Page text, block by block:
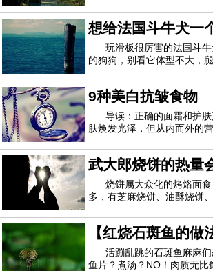
西，你也可以防止醉酒。西
还可以制造酒精...(1)西瓜：
生素、矿物质和氨基酸，能
想给法国斗牛犬一
需要注意哪几方面
玩滑板很厉害的法国斗
的狗狗，别看它体型不大，
格活泼，智商也并不是很低
那么厉害了，今天我们就来
一个营养的饮食呢？想让它
9种美白抗皱食物
导读：正确的面霜和护
肤焕发光泽，但从内而外的
请记住要享受均衡饮食，适
富含维生素C的食物可使皮肤
纹更少。一种美味的奇异果
武大郎烧饼的热量
烧饼属大众化的烤烙面
多，有芝麻烧饼、油酥烧饼
样。那么，武大郎烧饼的热
饮食习惯利于瘦身？烧饼的
合物、蛋白质、脂肪等，由
【红烧石斑鱼的做
鱼的好处 红烧石
活蹦乱跳的石斑鱼麻麻
鱼片？煮汤？NO！肉质无比